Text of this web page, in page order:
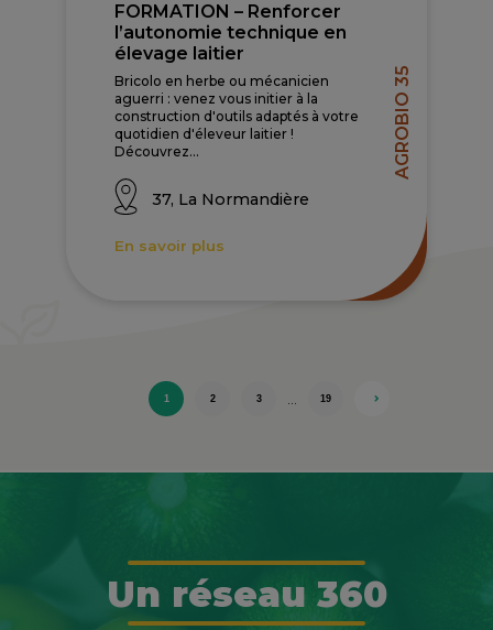
FORMATION – Renforcer
l’autonomie technique en
élevage laitier
Bricolo en herbe ou mécanicien
aguerri : venez vous initier à la
construction d'outils adaptés à votre
quotidien d'éleveur laitier !
Découvrez...
37, La Normandière
En savoir plus
AGROBIO 35
1 2 3 19
Un réseau 360